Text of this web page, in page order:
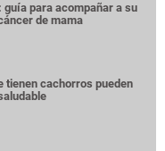
guía para acompañar a su
de mama
tienen cachorros pueden